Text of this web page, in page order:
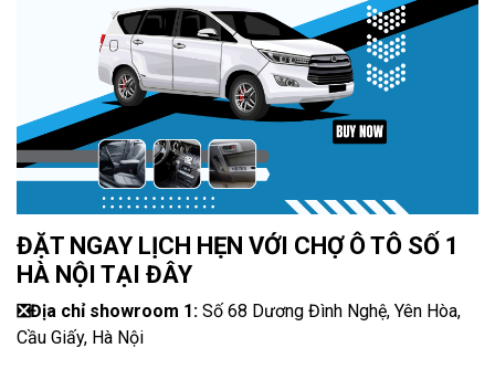
ĐẶT NGAY LỊCH HẸN VỚI CHỢ Ô TÔ SỐ 1
HÀ NỘI TẠI ĐÂY
❎Địa chỉ showroom 1: Số 68 Dương Đình Nghệ, Yên Hòa,
Cầu Giấy, Hà Nội